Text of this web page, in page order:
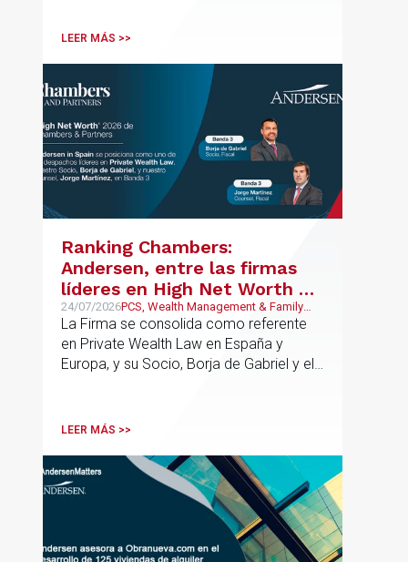
Morales, Socio, Pablo López, Asociado
del departamento de Urbanismo. La
operación refuerza la actividad de
Andersen en el ámbito de las
transacciones inmobiliarias complejas,
en las que resulta clave contar con un
asesoramiento especializado capaz de
integrar el análisis jurídico, urbanístico y
contractual de los activos, anticipar
todas las fases de la operación.
LEER MÁS >>
Ranking Chambers:
Andersen, entre las firmas
líderes en High Net Worth en
España y Europa
24/07/2026PCS, Wealth Management & Family
Business
La Firma se consolida como referente
en Private Wealth Law en España y
Europa, y su Socio, Borja de Gabriel y el
profesionales clave del sector.
LEER MÁS >>